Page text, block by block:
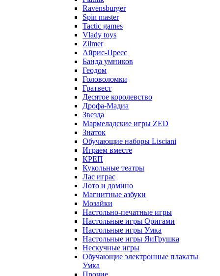
Ravensburger
Spin master
Tactic games
Vlady toys
Zilmer
Айрис-Пресс
Банда умников
Геодом
Головоломки
Гратвест
Десятое королевство
Дрофа-Мадиа
Звезда
Мармеладские игры ZED
Знаток
Обучающие наборы Lisciani
Играем вместе
КРЕП
Кукольные театры
Лас играс
Лото и домино
Магнитные азбуки
Мозайки
Настольно-печатные игры
Настольные игры Оригами
Настольные игры Умка
Настольные игры ЯиГрушка
Нескучные игры
Обучающие электронные плакаты
Умка
Прочие